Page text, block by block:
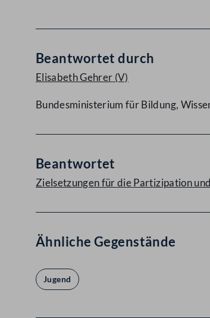
Beantwortet durch
Elisabeth Gehrer (V)
Bundesministerium für Bildung,
Beantwortet
Zielsetzungen für die Partizipation
Ähnliche Gegenstände
Jugend